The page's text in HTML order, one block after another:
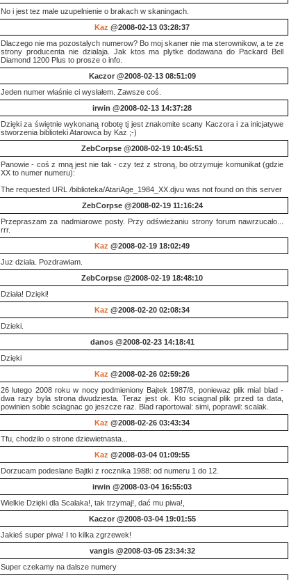
No i jest tez male uzupelnienie o brakach w skaningach.
Kaz @2008-02-13 03:28:37
Dlaczego nie ma pozostalych numerow? Bo moj skaner nie ma sterownikow, a te ze
strony producenta nie dzialaja. Jak ktos ma plytke dodawana do Packard Bell
Diamond 1200 Plus to prosze o info.
Kaczor@2008-02-13 08:51:09
Jeden numer właśnie ci wysłałem. Zawsze coś.
irwin @2008-02-13 14:37:28
Dzięki za świętnie wykonaną robotę tj jest znakomite scany Kaczora i za inicjatywe
stworzenia biblioteki Atarowca by Kaz ;-)
ZebCorpse @2008-02-19 10:45:51
Panowie - coś z mną jest nie tak - czy też z stroną, bo otrzymuje komunikat (gdzie
XX to numer numeru):
The requested URL /biblioteka/AtariAge_1984_XX.djvu was not found on this server
ZebCorpse@2008-02-19 11:16:24
Przepraszam za nadmiarowe posty. Przy odświeżaniu strony forum nawrzucało...
rrr.
Kaz @2008-02-19 18:02:49
Juz dziala. Pozdrawiam.
ZebCorpse @2008-02-19 18:48:10
Działa! Dzięki!
Kaz @2008-02-20 02:08:34
Dzieki.
danos@2008-02-23 14:18:41
Dzięki
Kaz @2008-02-26 02:59:26
26 lutego 2008 roku w nocy podmieniony Bajtek 1987/8, poniewaz plik mial blad -
dwa razy byla strona dwudziesta. Teraz jest ok. Kto sciagnal plik przed ta data,
powinien sobie sciagnac go jeszcze raz. Blad raportowal: simi, poprawil: scalak.
Kaz @2008-02-26 03:43:34
Tfu, chodzilo o strone dziewietnasta...
Kaz @2008-03-04 01:09:55
Dorzucam podeslane Bajtki z rocznika 1988: od numeru 1 do 12.
irwin @2008-03-04 16:55:03
Wielkie Dzięki dla Scalaka!, tak trzymaj!, dać mu piwa!,
Kaczor@2008-03-04 19:01:55
Jakieś super piwa! I to kilka zgrzewek!
vangis@2008-03-05 23:34:32
Super czekamy na dalsze numery